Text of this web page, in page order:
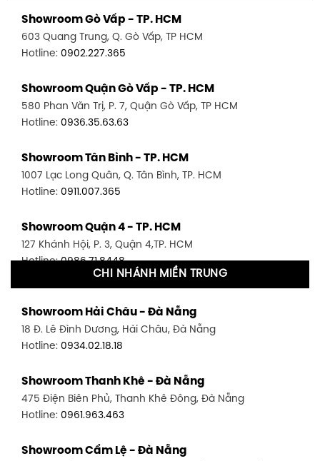
Showroom Gò Vấp - TP. HCM
603 Quang Trung, Q. Gò Vấp, TP HCM
Hotline: 0902.227.365
Showroom Quận Gò Vấp - TP. HCM
580 Phan Văn Trị, P. 7, Quận Gò Vấp, TP HCM
Hotline: 0936.35.63.63
Showroom Tân Bình - TP. HCM
1007 Lạc Long Quân, Q. Tân Bình, TP. HCM
Hotline: 0911.007.365
Showroom Quận 4 - TP. HCM
127 Khánh Hội, P. 3, Quận 4,TP. HCM
Hotline:0986.71.8448
1411 Đường 3/2, P. 16, Quận 11, TP. HCM
Hotline:0906.256.759
1448 Huỳnh Tấn Phát, Phú Thuận, Quận 7, TP HCM
Hotline:0946.480.580
348 Đ. Bạch Đằng, P. 14, Bình Thạnh, TP HCM
CHI NHÁNH MIỀN TRUNG
Showroom Hải Châu - Đà Nẵng
18 Đ. Lê Đình Dương, Hải Châu, Đà Nẵng
Hotline: 0934.02.18.18
Showroom Thanh Khê - Đà Nẵng
475 Điện Biên Phủ, Thanh Khê Đông, Đà Nẵng
Hotline: 0961.963.463
Showroom Cẩm Lệ - Đà Nẵng